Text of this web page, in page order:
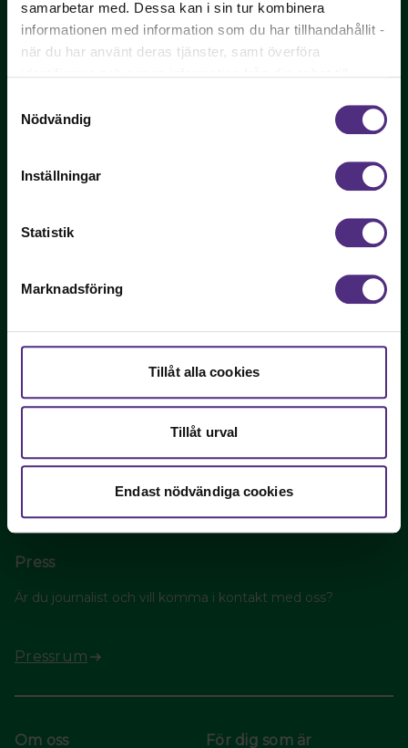
samarbetar med. Dessa kan i sin tur kombinera
informationen med information som du har tillhandahållit -
när du har använt deras tjänster, samt överföra
Dock har vi lagt in anonymisering av IP-adress i
förhållande till Google Analytics. Du godkänner våra
cookies vid fortsatt användande av vår webbplats.
Nödvändig
Inställningar
Statistik
Marknadsföring
Tillåt alla cookies
Tillåt urval
Endast nödvändiga cookies
yrkets utveckling och tandhygienistens villkor!
Sveriges Tandhygienistförening
Oxtorgsgatan 9-11, 111 57 Stockholm
Kontakta oss vid frågor om ditt medlemskap,
anställning eller profession.
Kontakta oss via mejl: info@tandhygienistforening.se
08-442 44 60
Fler kontaktuppgifter
Press
Är du journalist och vill komma i kontakt med oss?
Pressrum
Om oss För dig som är